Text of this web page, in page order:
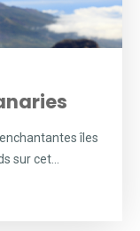
îles
sur cet...